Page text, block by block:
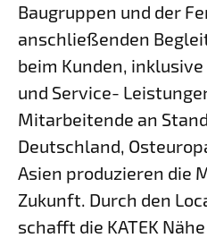
Baugruppen und der
anschließenden
beim Kunden,
und Service-
Mitarbeitende an
Deutschland,
Asien produzieren die
Zukunft. Durch den
schafft die KATEK